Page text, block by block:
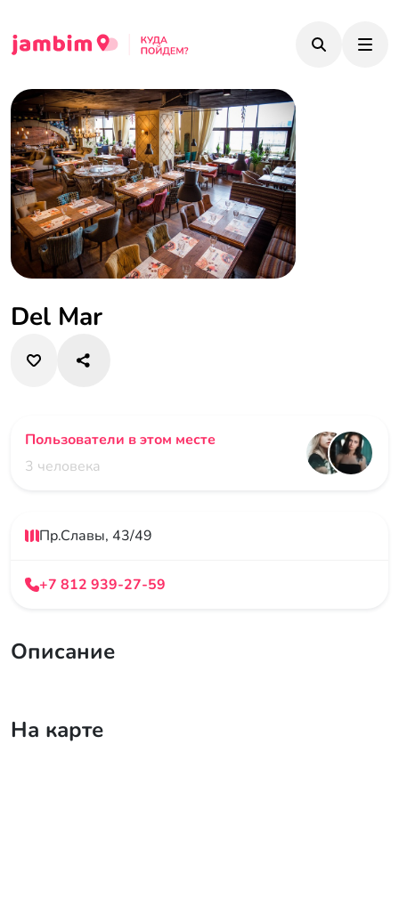
Del Mar
Пользователи в этом месте
3 человека
Пр.Славы, 43/49
+7 812 939-27-59
Описание
На карте